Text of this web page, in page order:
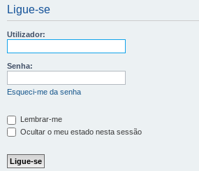
Ligue-se
Utilizador:
Senha:
Esqueci-me da senha
Lembrar-me
Ocultar o meu estado nesta sessão